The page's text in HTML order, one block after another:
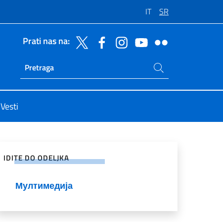
IT SR
Prati nas na:
Ricerca sito live
Potraži na sajtu
Vesti
IDITE DO ODELJKA
Мултимедија